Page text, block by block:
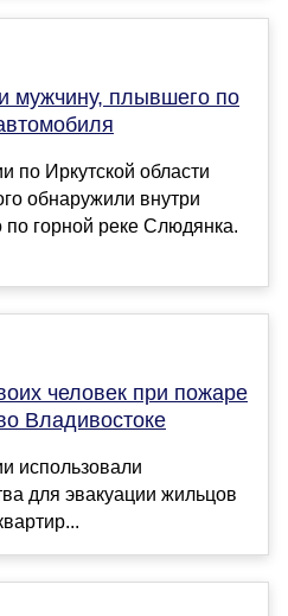
мужчину, плывшего по
по Иркутской области
обнаружили внутри
горной реке Слюдянка.
человек при пожаре
Владивостоке
использовали
для эвакуации жильцов